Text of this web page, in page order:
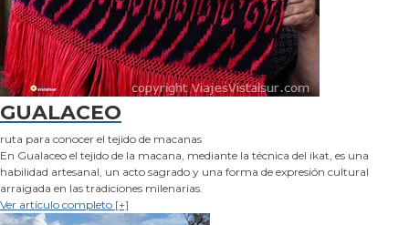
GUALACEO
ruta para conocer el tejido de macanas
En Gualaceo el tejido de la macana, mediante la técnica del ikat, es una
habilidad artesanal, un acto sagrado y una forma de expresión cultural
arraigada en las tradiciones milenarias.
Ver artículo completo [+]